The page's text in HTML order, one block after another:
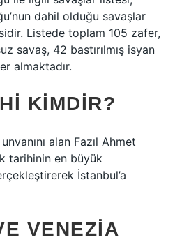
dahil olduğu savaşlar
Listede toplam 105 zafer,
savaş, 42 bastırılmış isyan
almaktadır.
KIMDIR?
alan Fazıl Ahmet
tarihinin en büyük
İstanbul’a
VENEZIA